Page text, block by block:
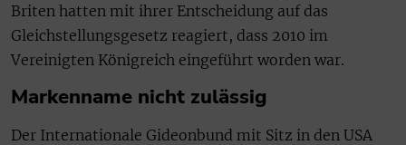
Briten hatten mit ihrer Entscheidung auf das
Gleichstellungsgesetz reagiert, dass 2010 im
Vereinigten Königreich eingeführt worden war.
Markenname nicht zulässig
Der Internationale Gideonbund mit Sitz in den USA